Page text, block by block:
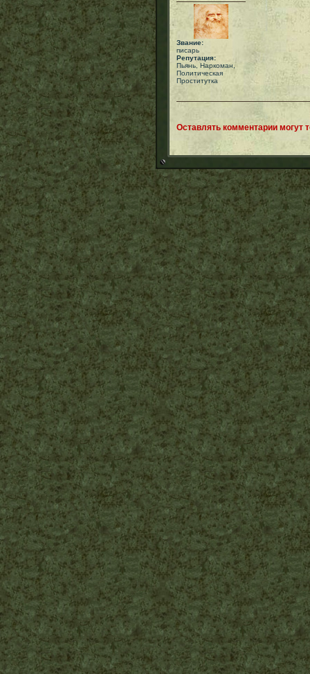
Звание:
писарь
Репутация:
Пьянь, Наркоман,
Политическая
Проститутка
Оставлять комментарии могут